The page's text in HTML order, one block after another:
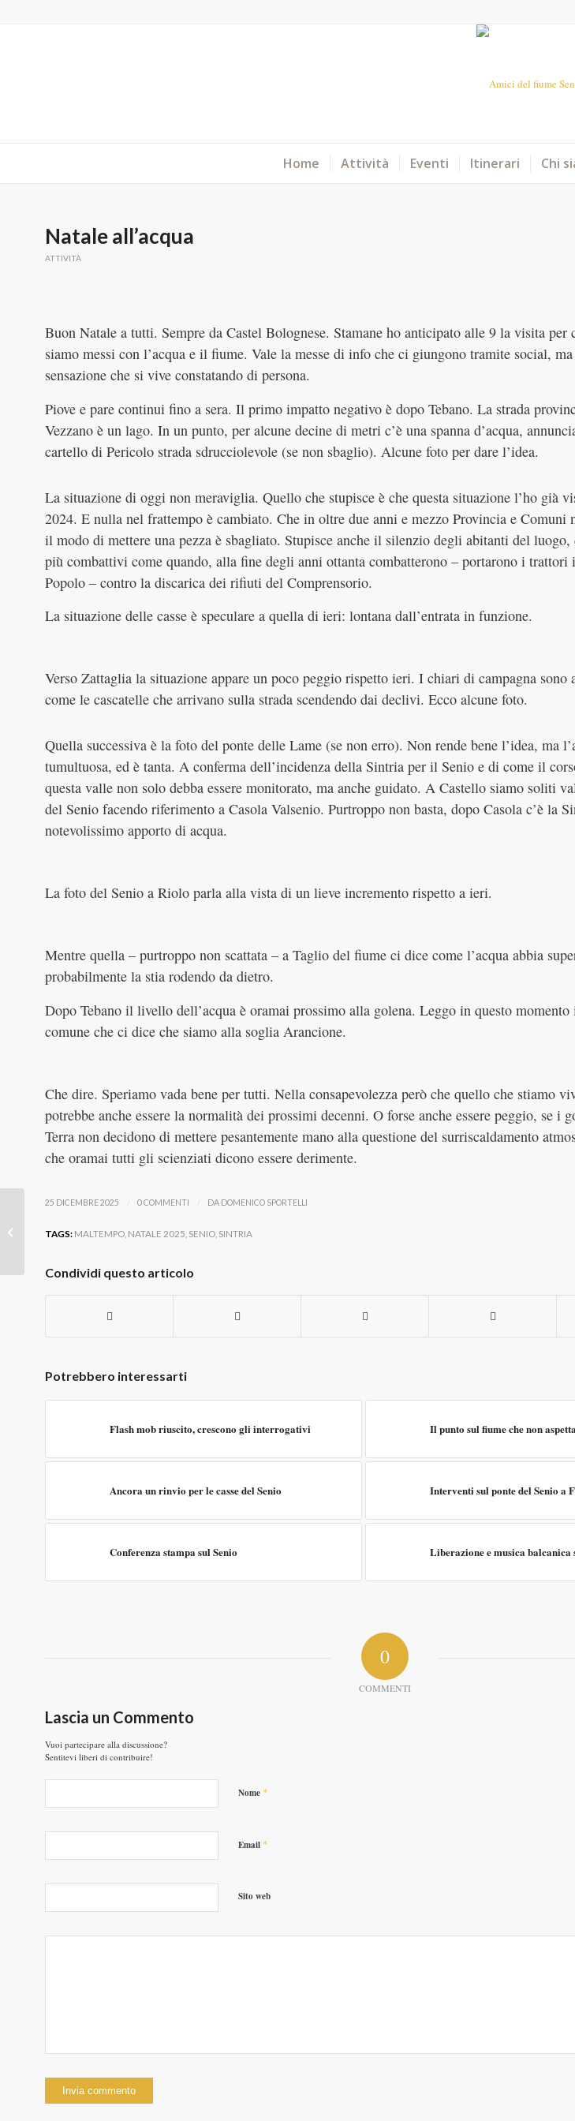
Home Attività Eventi Itinerari Chi
Natale all’acqua
ATTIVITÀ
Buon Natale a tutti. Sempre da Castel Bolognese. Stamane ho anticipato alle 9 la visita per
siamo messi con l’acqua e il fiume. Vale la messe di info che ci giungono tramite social,
sensazione che si vive constatando di persona.
Piove e pare continui fino a sera. Il primo impatto negativo è dopo Tebano. La strada
Vezzano è un lago. In un punto, per alcune decine di metri c’è una spanna d’acqua,
cartello di Pericolo strada sdrucciolevole (se non sbaglio). Alcune foto per dare l’idea.
La situazione di oggi non meraviglia. Quello che stupisce è che questa situazione l’ho già
2024. E nulla nel frattempo è cambiato. Che in oltre due anni e mezzo Provincia e Comuni
il modo di mettere una pezza è sbagliato. Stupisce anche il silenzio degli abitanti del
più combattivi come quando, alla fine degli anni ottanta combatterono – portarono i trattori
Popolo – contro la discarica dei rifiuti del Comprensorio.
La situazione delle casse è speculare a quella di ieri: lontana dall’entrata in funzione.
Verso Zattaglia la situazione appare un poco peggio rispetto ieri. I chiari di campagna sono
come le cascatelle che arrivano sulla strada scendendo dai declivi. Ecco alcune foto.
Quella successiva è la foto del ponte delle Lame (se non erro). Non rende bene l’idea, ma
tumultuosa, ed è tanta. A conferma dell’incidenza della Sintria per il Senio e di come il
questa valle non solo debba essere monitorato, ma anche guidato. A Castello siamo soliti
del Senio facendo riferimento a Casola Valsenio. Purtroppo non basta, dopo Casola c’è la
notevolissimo apporto di acqua.
La foto del Senio a Riolo parla alla vista di un lieve incremento rispetto a ieri.
Mentre quella – purtroppo non scattata – a Taglio del fiume ci dice come l’acqua abbia
probabilmente la stia rodendo da dietro.
Dopo Tebano il livello dell’acqua è oramai prossimo alla golena. Leggo in questo
comune che ci dice che siamo alla soglia Arancione.
Che dire. Speriamo vada bene per tutti. Nella consapevolezza però che quello che stiamo
potrebbe anche essere la normalità dei prossimi decenni. O forse anche essere peggio, se i
Terra non decidono di mettere pesantemente mano alla questione del surriscaldamento
che oramai tutti gli scienziati dicono essere derimente.
25 DICEMBRE 2025 / 0 COMMENTI / DA DOMENICO SPORTELLI
TAGS: MALTEMPO NATALE 2025 SENIO SINTRIA
Condividi questo articolo
Potrebbero interessarti
Flash mob riuscito, crescono gli interrogativi Il punto sul fiume che non aspetta
Ancora un rinvio per le casse del Senio Interventi sul ponte del Senio a
Conferenza stampa sul Senio Liberazione e musica balcanica
0
COMMENTI
Lascia un Commento
Vuoi partecipare alla discussione?
Sentitevi liberi di contribuire!
Nome *
Email *
Sito web
Vigilia di Natale bagnata